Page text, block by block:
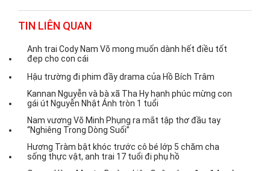
TIN LIÊN QUAN
Anh trai Cody Nam Võ mong muốn dành hết điều tốt
đẹp cho con cái
Hậu trường đi phim đầy drama của Hồ Bích Trâm
Kannan Nguyễn và bà xã Tha Hy hạnh phúc mừng con
gái út Nguyễn Nhật Ánh tròn 1 tuổi
Nam vương Võ Minh Phụng ra mắt tập thơ đầu tay
“Nghiêng Trong Dòng Suối”
Hương Tràm bật khóc trước cô bé lớp 5 chăm cha
sống thực vật, anh trai 17 tuổi đi phụ hồ